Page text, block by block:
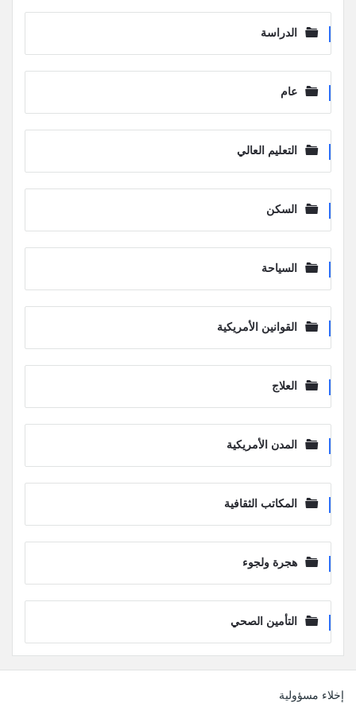
الدراسة
عام
التعليم العالي
السكن
السياحة
القوانين الأمريكية
العلاج
المدن الأمريكية
المكاتب الثقافية
هجرة ولجوء
التأمين الصحي
الفوترإخلاء مسؤولية